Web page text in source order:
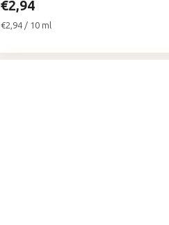
€2,94
Jednotková
€2,94 / 10 ml